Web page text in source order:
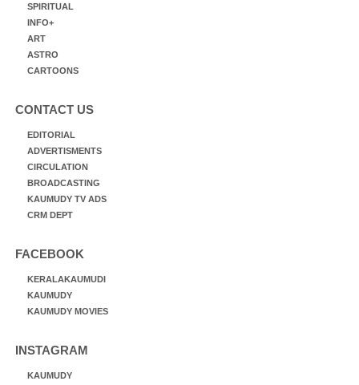
SPIRITUAL
INFO+
ART
ASTRO
CARTOONS
CONTACT US
EDITORIAL
ADVERTISMENTS
CIRCULATION
BROADCASTING
KAUMUDY TV ADS
CRM DEPT
FACEBOOK
KERALAKAUMUDI
KAUMUDY
KAUMUDY MOVIES
INSTAGRAM
KAUMUDY